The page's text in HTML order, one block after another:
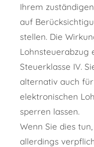
Ihrem
auf
stellen. Die
Lohnsteuerabzug
Steuerklasse IV.
alternativ auch für
elektronischen
sperren lassen.
Wenn Sie dies
allerdings